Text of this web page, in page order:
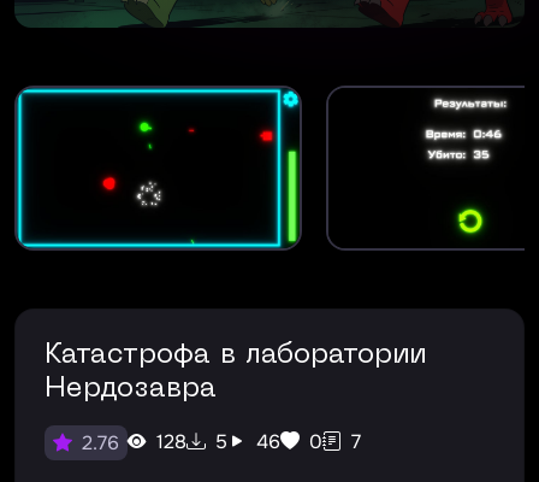
Катастрофа в лаборатории
Нердозавра
Катастрофа в лаборатории
Нердозавра
2.76 128 5 46 0 7